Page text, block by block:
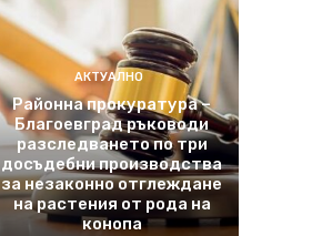
АКТУАЛНО
Районна прокуратура –
Благоевград ръководи
разследването по три
досъдебни производства
за незаконно отглеждане
на растения от рода на
конопа